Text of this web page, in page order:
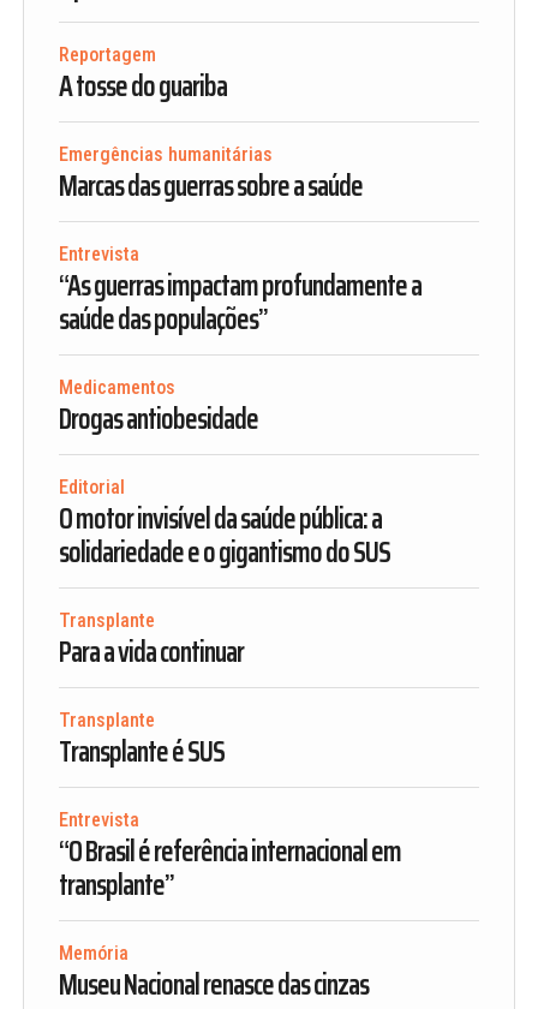
Reportagem
A tosse do guariba
Emergências humanitárias
Marcas das guerras sobre a saúde
Entrevista
“As guerras impactam profundamente a
saúde das populações”
Medicamentos
Drogas antiobesidade
Editorial
O motor invisível da saúde pública: a
solidariedade e o gigantismo do SUS
Transplante
Para a vida continuar
Transplante
Transplante é SUS
Entrevista
“O Brasil é referência internacional em
transplante”
Memória
Museu Nacional renasce das cinzas